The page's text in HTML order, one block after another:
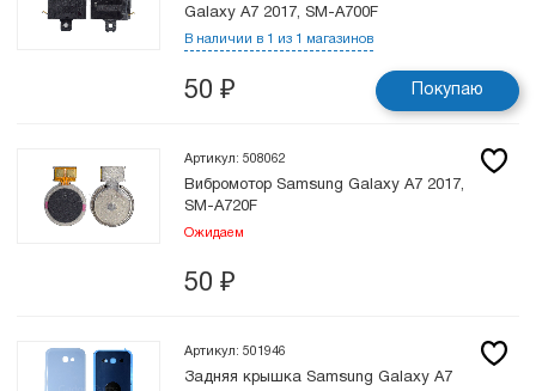
Galaxy A7 2017, SM-A700F
В наличии в 1 из 1 магазинов
50 ₽ Покупаю
Артикул: 508062
Вибромотор Samsung Galaxy A7 2017,
SM-A720F
Ожидаем
50 ₽
Артикул: 501946
Задняя крышка Samsung Galaxy A7